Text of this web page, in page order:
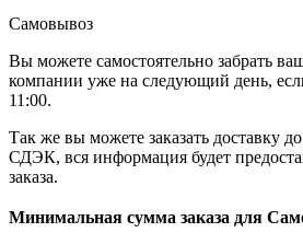
Самовывоз
Вы можете самостоятельно забрать
компании уже на следующий день,
11:00.
Так же вы можете заказать доставку
СДЭК, вся информация будет
заказа.
Минимальная сумма заказа для